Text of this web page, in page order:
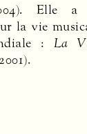
initié les
la vie
: La